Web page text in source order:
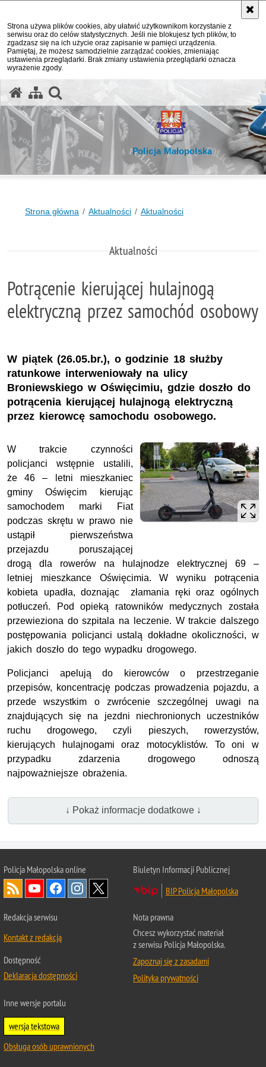
Strona używa plików cookies, aby ułatwić użytkownikom korzystanie z
serwisu oraz do celów statystycznych. Jeśli nie blokujesz tych plików, to
zgadzasz się na ich użycie oraz zapisanie w pamięci urządzenia.
Pamiętaj, że możesz samodzielnie zarządzać cookies, zmieniając
ustawienia przeglądarki. Brak zmiany ustawienia przeglądarki oznacza
wyrażenie zgody.
Policja Małopolska
Strona główna Aktualności Aktualności
Aktualności
Potrącenie kierującej hulajnogą
elektryczną przez samochód osobowy
W piątek (26.05.br.), o godzinie 18 służby
ratunkowe interweniowały na ulicy
Broniewskiego w Oświęcimiu, gdzie doszło do
potrącenia kierującej hulajnogą elektryczną
przez kierowcę samochodu osobowego.
W trakcie czynności
policjanci wstępnie ustalili,
że 46 – letni mieszkaniec
gminy Oświęcim kierując
samochodem marki Fiat
podczas skrętu w prawo nie
ustąpił pierwszeństwa
przejazdu poruszającej
drogą dla rowerów na hulajnodze elektrycznej 69 –
letniej mieszkance Oświęcimia. W wyniku potrącenia
kobieta upadła, doznając złamania ręki oraz ogólnych
potłuczeń. Pod opieką ratowników medycznych została
przewieziona do szpitala na leczenie. W trakcie dalszego
postępowania policjanci ustalą dokładne okoliczności, w
jakich doszło do tego wypadku drogowego.
Policjanci apelują do kierowców o przestrzeganie
przepisów, koncentrację podczas prowadzenia pojazdu, a
przede wszystkim o zwrócenie szczególnej uwagi na
znajdujących się na jezdni niechronionych uczestników
ruchu drogowego, czyli pieszych, rowerzystów,
kierujących hulajnogami oraz motocyklistów. To oni w
przypadku zdarzenia drogowego odnoszą
najpoważniejsze obrażenia.
↓ Pokaż informacje dodatkowe ↓
Policja Małopolska online
Biuletyn Informacji Publicznej
BIP Policja Małopolska
Redakcja serwisu
Kontakt z redakcją
Dostępność
Deklaracja dostępności
Nota prawna
Chcesz wykorzystać materiał
z serwisu Policja Małopolska.
Zapoznaj się z zasadami
Polityka prywatności
Inne wersje portalu
wersja tekstowa
Obsługa osób uprawnionych